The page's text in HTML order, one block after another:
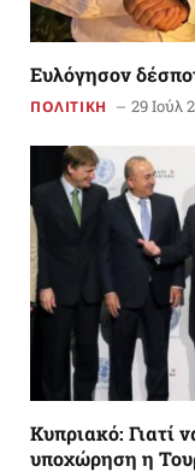
Ευλόγησον
ΠΟΛΙΤΙΚΗ 29 Ιούλ
Κυπριακό: Γιατί
υποχώρηση η